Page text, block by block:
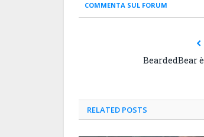
COMMENTA SUL FORUM
BeardedBear
RELATED POSTS